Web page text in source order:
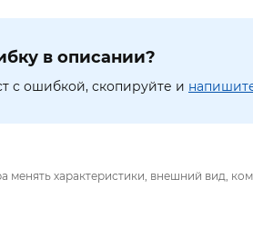
в описании?
с ошибкой, скопируйте и
характеристики, внешний вид,